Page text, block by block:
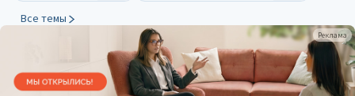
Реклама
Все темы